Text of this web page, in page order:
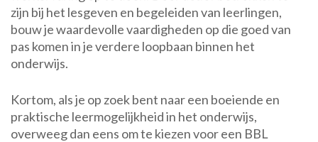
zijn bij het lesgeven en begeleiden van leerlingen,
bouw je waardevolle vaardigheden op die goed van
pas komen in je verdere loopbaan binnen het
onderwijs.
Kortom, als je op zoek bent naar een boeiende en
praktische leermogelijkheid in het onderwijs,
overweeg dan eens om te kiezen voor een BBL